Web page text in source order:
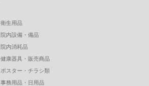
衛生用品
院内設備・備品
院内消耗品
健康器具・販売商品
ポスター・チラシ類
事務用品・日用品